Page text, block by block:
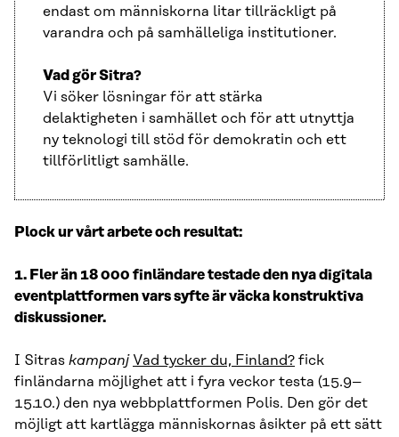
endast om människorna litar tillräckligt på
varandra och på samhälleliga institutioner.
Vad gör Sitra?
Vi söker lösningar för att stärka
delaktigheten i samhället och för att utnyttja
ny teknologi till stöd för demokratin och ett
tillförlitligt samhälle.
Plock ur vårt arbete och resultat:
1. Fler än 18 000 finländare testade den nya digitala
eventplattformen vars syfte är väcka konstruktiva
diskussioner.
I Sitras kampanj Vad tycker du, Finland? fick
finländarna möjlighet att i fyra veckor testa (15.9–
15.10.) den nya webbplattformen Polis. Den gör det
möjligt att kartlägga människornas åsikter på ett sätt